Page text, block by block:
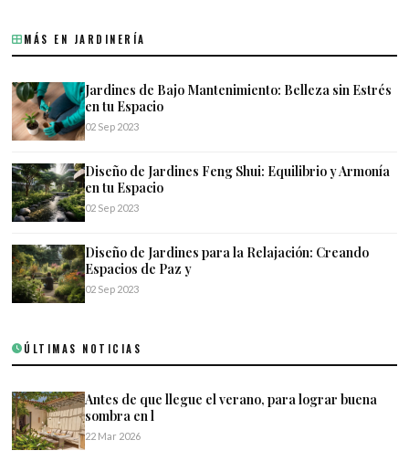
MÁS EN JARDINERÍA
Jardines de Bajo Mantenimiento: Belleza sin Estrés
en tu Espacio
02 Sep 2023
Diseño de Jardines Feng Shui: Equilibrio y Armonía
en tu Espacio
02 Sep 2023
Diseño de Jardines para la Relajación: Creando
Espacios de Paz y
02 Sep 2023
ÚLTIMAS NOTICIAS
Antes de que llegue el verano, para lograr buena
sombra en l
22 Mar 2026